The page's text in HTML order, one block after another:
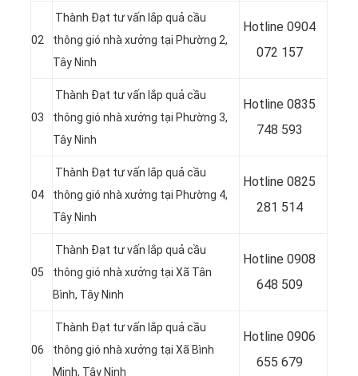
02
Thành Đạt tư vấn lắp quả cầu
thông gió nhà xưởng tại Phường 2,
Tây Ninh
Hotline 0904
072 157
03
Thành Đạt tư vấn lắp quả cầu
thông gió nhà xưởng tại Phường 3,
Tây Ninh
Hotline 0835
748 593
04
Thành Đạt tư vấn lắp quả cầu
thông gió nhà xưởng tại Phường 4,
Tây Ninh
Hotline 0825
281 514
05
Thành Đạt tư vấn lắp quả cầu
thông gió nhà xưởng tại Xã Tân
Bình, Tây Ninh
Hotline 0908
648 509
06
Thành Đạt tư vấn lắp quả cầu
thông gió nhà xưởng tại Xã Bình
Minh, Tây Ninh
Hotline 0906
655 679